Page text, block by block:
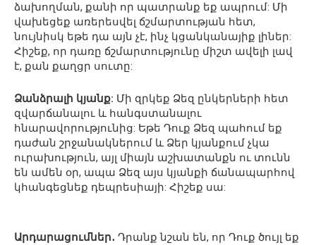
ձախողման, քանի որ պատրանք եք ապրում: Մի
վախեցեք առերեսվել ճշմարտության հետ,
նույնիսկ եթե դա այն չէ, ինչ կցանկանայիք լիներ:
Հիշեք, որ դառը ճշմարտությունը միշտ ավելի լավ
է, քան քաղցր սուտը:
Ձանձրալի կյանք: Մի զրկեք Ձեզ ընկերների հետ
զվարճանալու և հանգստանալու
հնարավորությունից: Եթե ​​Դուք Ձեզ պահում եք
դաժան շրջանակներում և Ձեր կյանքում չկա
ուրախություն, այլ միայն աշխատանքն ու տունն
են ամեն օր, ապա Ձեզ այս կյանքի ճանապարհով
կհանգեցնեք դեպրեսիայի: Հիշեք սա:
Արդարացումներ․ Դրանք նշան են, որ Դուք ծույլ եք